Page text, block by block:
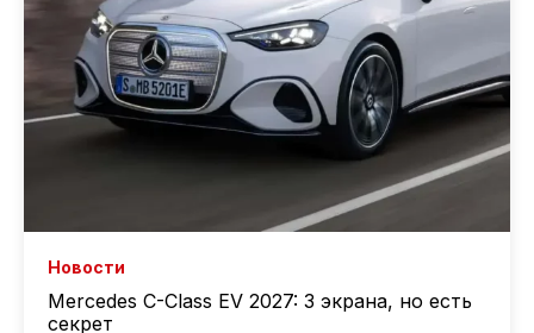
Новости
Mercedes C-Class EV 2027: 3 экрана, но есть
секрет